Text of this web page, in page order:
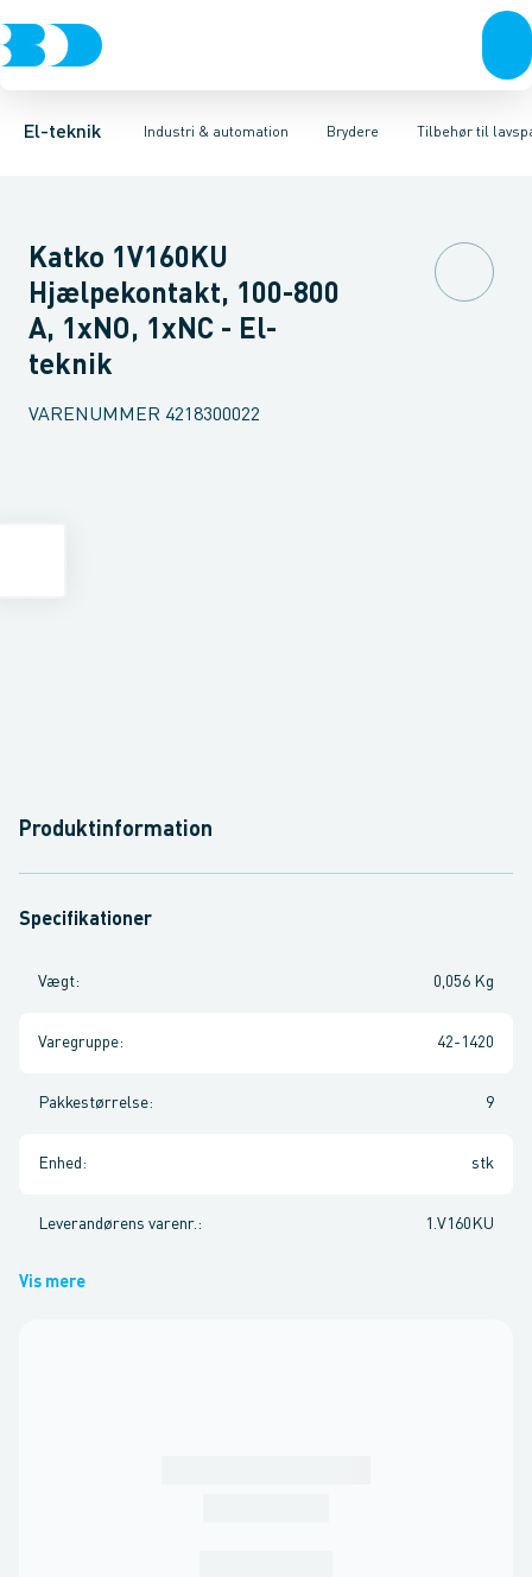
El-teknik Industri & automation
Afbrydere, stikkontakter & lampeudtagForgreningsmateriel
Brydere
Industristiksystemer Frekvensomformere og softstartere
Tilbehør til
Motorbetjening for effektafbryder Ombygningssæt til
Katko 1V160KU
Hjælpekontakt, 100-800
A, 1xNO, 1xNC - El-
teknik
VARENUMMER 4218300022
Produktinformation
Specifikationer
Vægt: 0,056 Kg
Varegruppe: 42-1420
Pakkestørrelse: 9
Enhed : stk
Leverandørens varenr. : 1.V160KU
Vis mere